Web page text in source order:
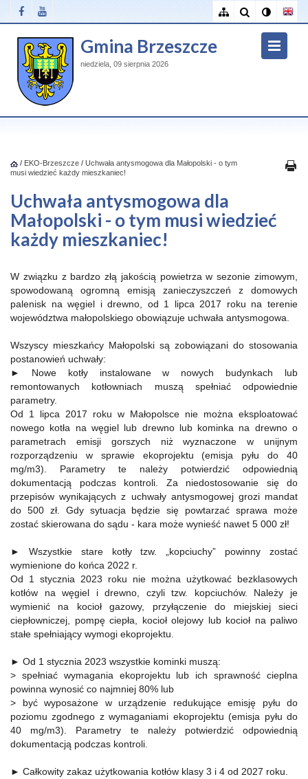
Gmina Brzeszcze
niedziela, 09 sierpnia 2026
/ EKO-Brzeszcze / Uchwała antysmogowa dla Małopolski - o tym
musi wiedzieć każdy mieszkaniec!
Uchwała antysmogowa dla
Małopolski - o tym musi wiedzieć
każdy mieszkaniec!
W związku z bardzo złą jakością powietrza w sezonie zimowym,
spowodowaną ogromną emisją zanieczyszczeń z domowych
palenisk na węgiel i drewno, od 1 lipca 2017 roku na terenie
województwa małopolskiego obowiązuje uchwała antysmogowa.
Wszyscy mieszkańcy Małopolski są zobowiązani do stosowania
postanowień uchwały:
► Nowe kotły instalowane w nowych budynkach lub
remontowanych kotłowniach muszą spełniać odpowiednie
parametry.
Od 1 lipca 2017 roku w Małopolsce nie można eksploatować
nowego kotła na węgiel lub drewno lub kominka na drewno o
parametrach emisji gorszych niż wyznaczone w unijnym
rozporządzeniu w sprawie ekoprojektu (emisja pyłu do 40
mg/m3). Parametry te należy potwierdzić odpowiednią
dokumentacją podczas kontroli. Za niedostosowanie się do
przepisów wynikających z uchwały antysmogowej grozi mandat
do 500 zł. Gdy sytuacja będzie się powtarzać sprawa może
zostać skierowana do sądu - kara może wynieść nawet 5 000 zł!
► Wszystkie stare kotły tzw. „kopciuchy” powinny zostać
wymienione do końca 2022 r.
Od 1 stycznia 2023 roku nie można użytkować bezklasowych
kotłów na węgiel i drewno, czyli tzw. kopciuchów. Należy je
wymienić na kocioł gazowy, przyłączenie do miejskiej sieci
ciepłowniczej, pompę ciepła, kocioł olejowy lub kocioł na paliwo
stałe spełniający wymogi ekoprojektu.
► Od 1 stycznia 2023 wszystkie kominki muszą:
> spełniać wymagania ekoprojektu lub ich sprawność cieplna
powinna wynosić co najmniej 80% lub
> być wyposażone w urządzenie redukujące emisję pyłu do
poziomu zgodnego z wymaganiami ekoprojektu (emisja pyłu do
40 mg/m3). Parametry te należy potwierdzić odpowiednią
dokumentacją podczas kontroli.
► Całkowity zakaz użytkowania kotłów klasy 3 i 4 od 2027 roku.